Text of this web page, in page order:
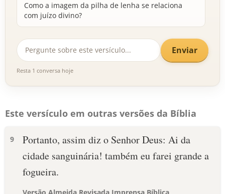
Como a imagem da pilha de lenha se relaciona
com juízo divino?
Enviar
Resta 1 conversa hoje
Este versículo em outras versões da Bíblia
9
Portanto, assim diz o Senhor Deus: Ai da
cidade sanguinária! também eu farei grande a
fogueira.